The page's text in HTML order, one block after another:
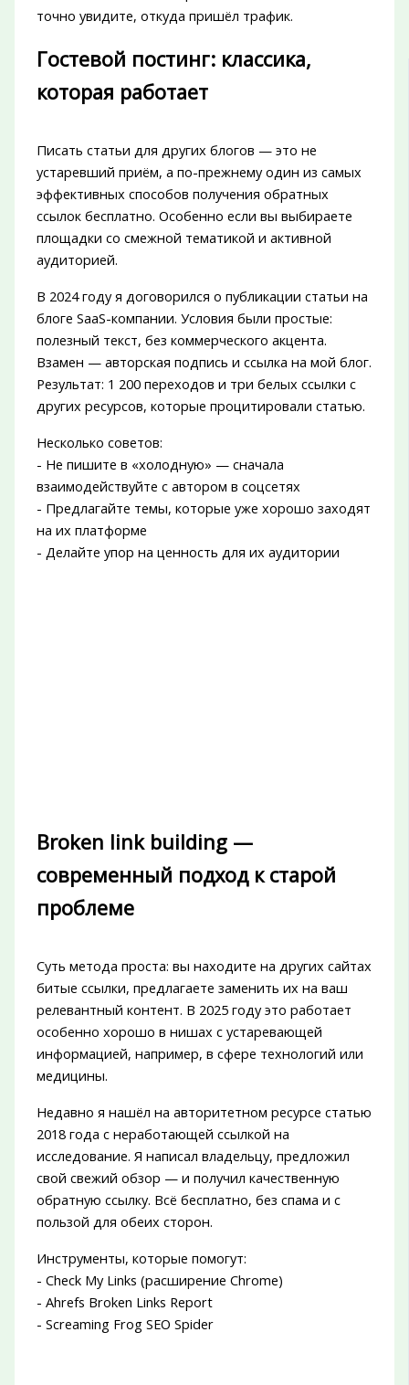
точно увидите, откуда пришёл трафик.
Гостевой постинг: классика,
которая работает
Писать статьи для других блогов — это не
устаревший приём, а по-прежнему один из самых
эффективных способов получения обратных
ссылок бесплатно. Особенно если вы выбираете
площадки со смежной тематикой и активной
аудиторией.
В 2024 году я договорился о публикации статьи на
блоге SaaS-компании. Условия были простые:
полезный текст, без коммерческого акцента.
Взамен — авторская подпись и ссылка на мой блог.
Результат: 1 200 переходов и три белых ссылки с
других ресурсов, которые процитировали статью.
Несколько советов:
- Не пишите в «холодную» — сначала
взаимодействуйте с автором в соцсетях
- Предлагайте темы, которые уже хорошо заходят
на их платформе
- Делайте упор на ценность для их аудитории
Broken link building —
современный подход к старой
проблеме
Суть метода проста: вы находите на других сайтах
битые ссылки, предлагаете заменить их на ваш
релевантный контент. В 2025 году это работает
особенно хорошо в нишах с устаревающей
информацией, например, в сфере технологий или
медицины.
Недавно я нашёл на авторитетном ресурсе статью
2018 года с неработающей ссылкой на
исследование. Я написал владельцу, предложил
свой свежий обзор — и получил качественную
обратную ссылку. Всё бесплатно, без спама и с
пользой для обеих сторон.
Инструменты, которые помогут:
- Check My Links (расширение Chrome)
- Ahrefs Broken Links Report
- Screaming Frog SEO Spider